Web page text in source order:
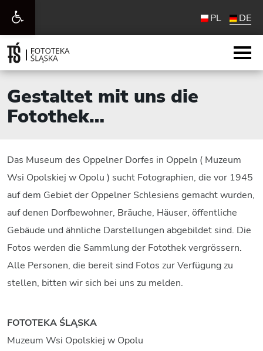
Werkzeugleiste
öffnen
PL DE
Gestaltet mit uns die
Fotothek…
Das Museum des Oppelner Dorfes in Oppeln ( Muzeum
Wsi Opolskiej w Opolu ) sucht Fotographien, die vor 1945
auf dem Gebiet der Oppelner Schlesiens gemacht wurden,
auf denen Dorfbewohner, Bräuche, Häuser, öffentliche
Gebäude und ähnliche Darstellungen abgebildet sind. Die
Fotos werden die Sammlung der Fotothek vergrössern.
Alle Personen, die bereit sind Fotos zur Verfügung zu
stellen, bitten wir sich bei uns zu melden.
FOTOTEKA ŚLĄSKA
Muzeum Wsi Opolskiej w Opolu